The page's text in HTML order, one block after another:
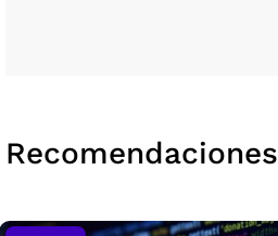
Recomendaciones